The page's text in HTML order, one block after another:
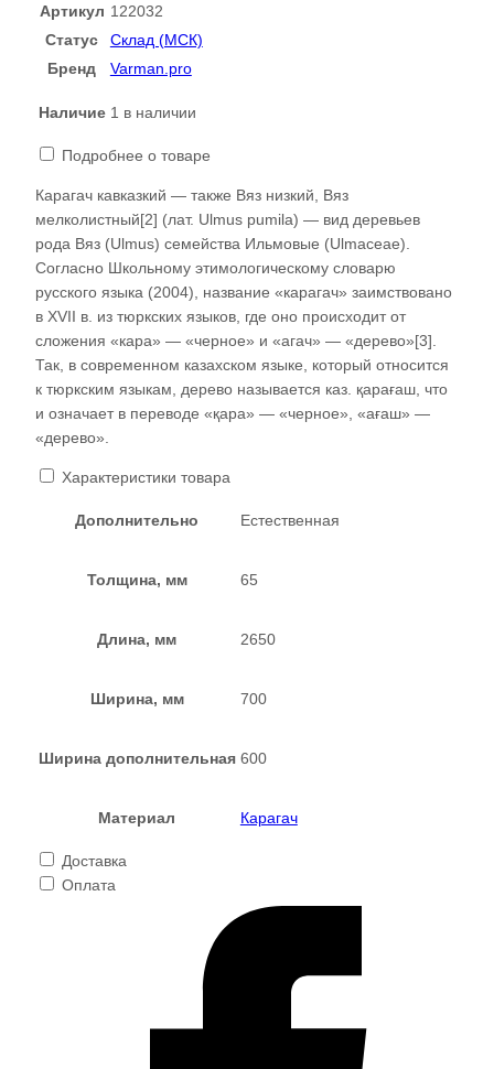
Артикул 122032
Статус
Склад (МСК)
Бренд
Varman.pro
Наличие 1 в наличии
Подробнее о товаре
Карагач кавказкий — также Вяз низкий, Вяз
мелколистный[2] (лат. Ulmus pumila) — вид деревьев
рода Вяз (Ulmus) семейства Ильмовые (Ulmaceae).
Согласно Школьному этимологическому словарю
русского языка (2004), название «карагач» заимствовано
в XVII в. из тюркских языков, где оно происходит от
сложения «кара» — «черное» и «агач» — «дерево»[3].
Так, в современном казахском языке, который относится
к тюркским языкам, дерево называется каз. қарағаш, что
и означает в переводе «қара» — «черное», «ағаш» —
«дерево».
Характеристики товара
Дополнительно Естественная
Толщина, мм 65
Длина, мм 2650
Ширина, мм 700
Ширина дополнительная 600
Материал Карагач
Доставка
Оплата